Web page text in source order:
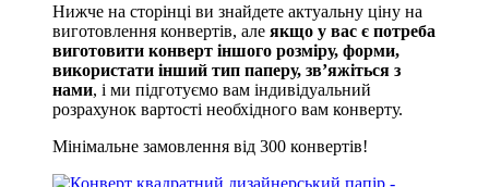
Нижче на сторінці ви знайдете актуальну ціну на
виготовлення конвертів, але якщо у вас є потреба
виготовити конверт іншого розміру, форми,
використати інший тип паперу, зв’яжіться з
нами, і ми підготуємо вам індивідуальний
розрахунок вартості необхідного вам конверту.
Мінімальне замовлення від 300 конвертів!